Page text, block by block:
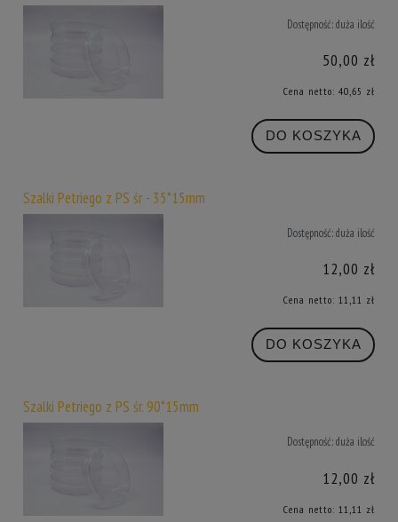
Dostępność:duża ilość
50,00 zł
Cena netto: 40,65 zł
DO KOSZYKA
Szalki Petriego z PS śr - 35*15mm
Dostępność:duża ilość
12,00 zł
Cena netto: 11,11 zł
DO KOSZYKA
Szalki Petriego z PS śr. 90*15mm
Dostępność:duża ilość
12,00 zł
Cena netto: 11,11 zł